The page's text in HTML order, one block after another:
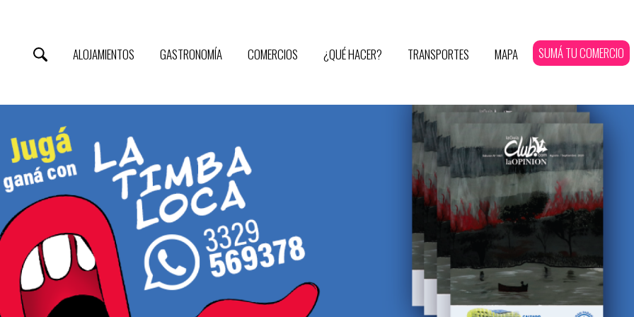
ALOJAMIENTOS GASTRONOMÍA COMERCIOS ¿QUÉ HACER? TRANSPORTES MAPA SUMÁ TU COMERCIO